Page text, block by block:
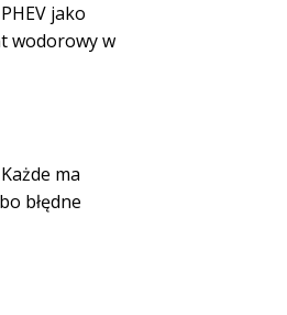
jako
wodorowy w
ma
błędne